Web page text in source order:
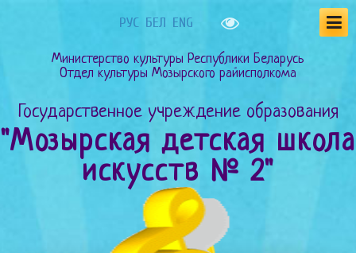
РУС БЕЛ ENG
Министерство культуры Республики Беларусь
Отдел культуры Мозырского райисполкома
Государственное учреждение образования
"Мозырская детская школа
искусств № 2"